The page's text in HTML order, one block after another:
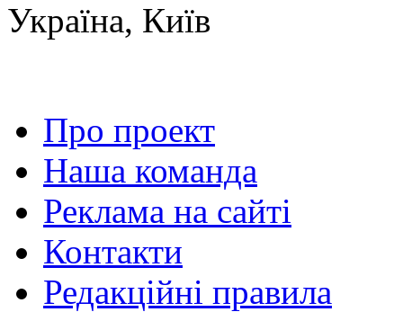
Україна, Київ
Про проект
Наша команда
Реклама на сайті
Контакти
Редакційні правила